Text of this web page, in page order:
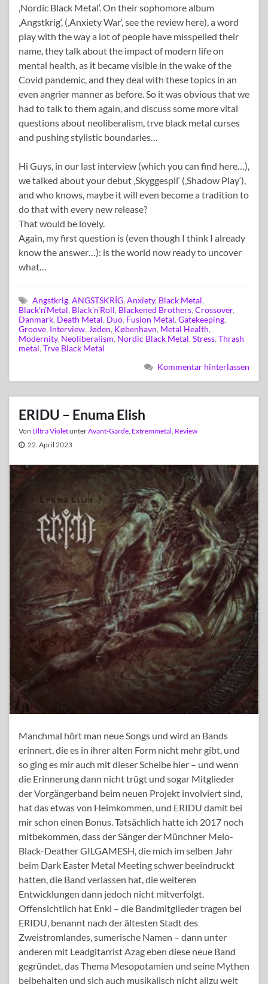
‚Nordic Black Metal‘. On their sophomore album
‚Angstkrig‘, (‚Anxiety War‘, see the review here), a word
play with the way a lot of people have misspelled their
name, they talk about the impact of modern life on
mental health, as it became visible in the wake of the
Covid pandemic, and they deal with these topics in an
even angrier manner as before. So it was obvious that we
had to talk to them again, and discuss some more vital
questions about neoliberalism, trve black metal curses
and pushing stylistic boundaries…
Hi Guys, in our last interview (which you can find here…),
we talked about your debut ‚Skyggespil‘ (‚Shadow Play‘),
and who knows, maybe it will even become a tradition to
do that with every new release?
That would be lovely.
Again, my first question is (even though I think I already
know the answer…): is the world now ready to uncover
what…
Angstkrig, ANGSTSKRÍG, Anxiety, Black Metal,
Black’n’Metal, Black'n'Roll, Blackened Brothers, Crossover,
Danmark, Death Metal, Duo, Fusion Metal, Gatekeeping,
Groove, Interview, Jøden, København, Metal Health,
Modernity, Neoliberalism, Nordic Black Metal, Stress, Thrash
metal, Trve Black Metal
Kommentar hinterlassen
ERIDU – Enuma Elish
Von Ultra VioletunterAvant-Garde, Extremmetal, Review
22. April 2023
Manchmal hört man neue Songs und wird an Bands
erinnert, die es in ihrer alten Form nicht mehr gibt, und
so ging es mir auch mit dieser Scheibe hier – und wenn
die Erinnerung dann nicht trügt und sogar Mitglieder
der Vorgängerband beim neuen Projekt involviert sind,
hat das etwas von Heimkommen, und ERIDU damit bei
mir schon einen Bonus. Tatsächlich hatte ich 2017 noch
mitbekommen, dass der Sänger der Münchner Melo-
Black-Deather GILGAMESH, die mich im selben Jahr
beim Dark Easter Metal Meeting schwer beeindruckt
hatten, die Band verlassen hat, die weiteren
Entwicklungen dann jedoch nicht mitverfolgt.
Offensichtlich hat Enki – die Bandmitglieder tragen bei
ERIDU, benannt nach der ältesten Stadt des
Zweistromlandes, sumerische Namen – dann unter
anderen mit Leadgitarrist Azag eben diese neue Band
gegründet, das Thema Mesopotamien und seine Mythen
beibehalten und sich auch musikalisch nicht allzu weit